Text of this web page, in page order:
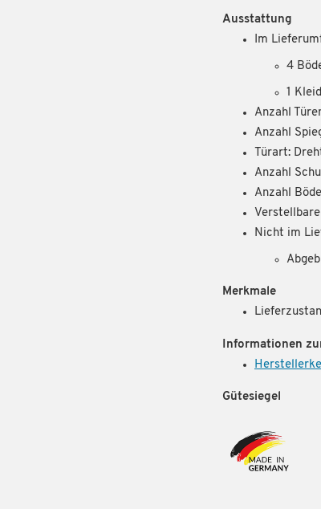
Ausstattung
Im
4
1
Anzahl
Anzahl
Türart:
Anzahl
Anzahl
Nicht im
Merkmale
Informationen
Gütesiegel